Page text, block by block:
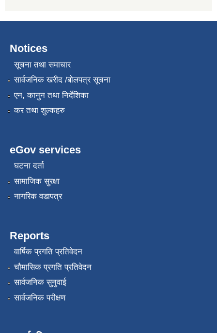
Notices
सूचना तथा समाचार
सार्वजनिक खरीद /बोलपत्र सूचना
एन, कानुन तथा निर्देशिका
कर तथा शुल्कहरु
eGov services
घटना दर्ता
सामाजिक सुरक्षा
नागरिक वडापत्र
Reports
वार्षिक प्रगति प्रतिवेदन
चौमासिक प्रगति प्रतिवेदन
सार्वजनिक सुनुवाई
सार्वजनिक परीक्षण